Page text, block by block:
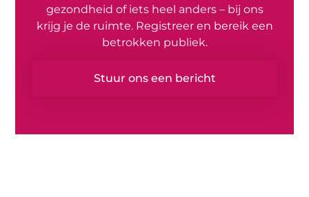
gezondheid of iets heel anders – bij ons
krijg je de ruimte. Registreer en bereik een
betrokken publiek.
Stuur ons een bericht